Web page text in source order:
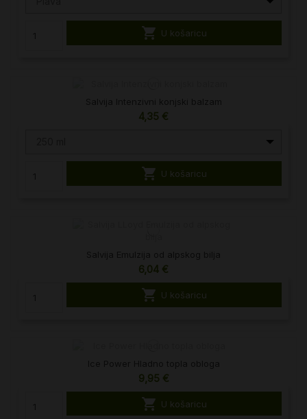
 U košaricu
4,35 €
 U košaricu
6,04 €
 U košaricu
9,95 €
 U košaricu